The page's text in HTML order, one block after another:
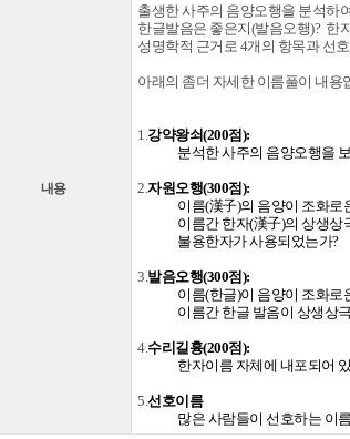
내용
출생한 사주의 음양오행을 분석하
한글발음은 좋은지(발음오행)? 한
성명학적 근거로 4개의 항목과 선
아래의 좀더 자세한 이름풀이 내용
1.강약왕쇠(200점 ):
분석한 사주의 음양오행을
2.자원오행(300점 ):
이름(漢子)의 음양이 조화로
이름간 한자(漢子)의 상생상
불용한자가 사용되었는가?
3.발음오행(300점 ):
이름(한글)이 음양이 조화로
이름간 한글 발음이 상생상
4.수리길흉(200점 ):
한자이름 자체에 내포되어
5.선호이름
많은 사람들이 선호하는 이